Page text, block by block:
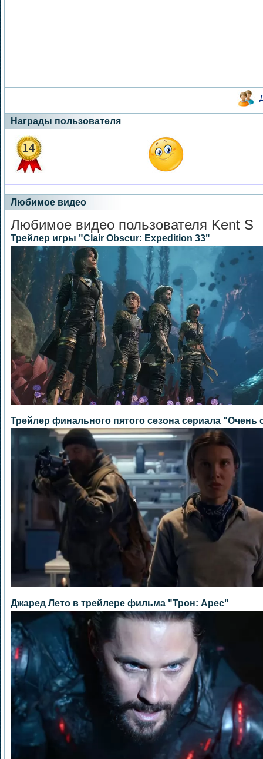
Награды пользователя
14
Любимое видео
Любимое видео пользователя Kent S
Трейлер игры "Clair Obscur: Expedition 33"
Трейлер финального пятого сезона сериала "Очень
Джаред Лето в трейлере фильма "Трон: Арес"